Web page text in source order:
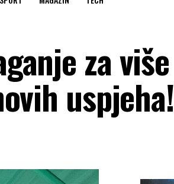
za više
uspjeha!